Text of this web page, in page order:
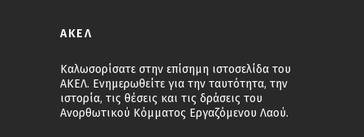
ΑΚΕΛ
Καλωσορίσατε στην επίσημη ιστοσελίδα του
ΑΚΕΛ. Ενημερωθείτε για την ταυτότητα, την
ιστορία, τις θέσεις και τις δράσεις του
Ανορθωτικού Κόμματος Εργαζόμενου Λαού.